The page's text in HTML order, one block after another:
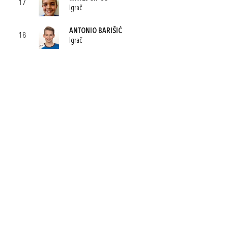
17
Igrač
18
ANTONIO BARIŠIĆ
Igrač